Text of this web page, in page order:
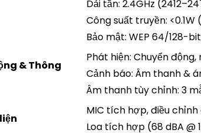
Dải tần: 2.4GHz
Công suất truyền: <0.1W
Bảo mật: WEP 64/128-
& Thông
Phát hiện: Chuyển
Cảnh báo: Âm thanh &
Âm thanh tùy chỉnh: 3
MIC tích hợp, điều
Loa tích hợp (68 dBA @